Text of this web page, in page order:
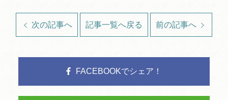
次の記事へ 記事一覧へ戻る 前の記事へ
FACEBOOKでシェア！